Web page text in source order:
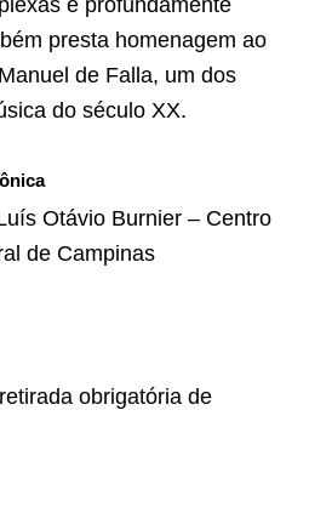
presta homenagem ao
de Falla, um dos
do século XX.
Otávio Burnier – Centro
de Campinas
obrigatória de